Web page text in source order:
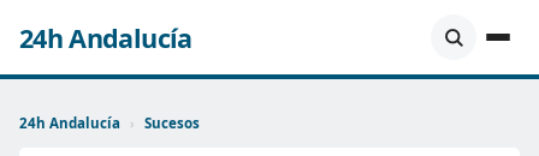
24h Andalucía
24h Andalucía › Sucesos